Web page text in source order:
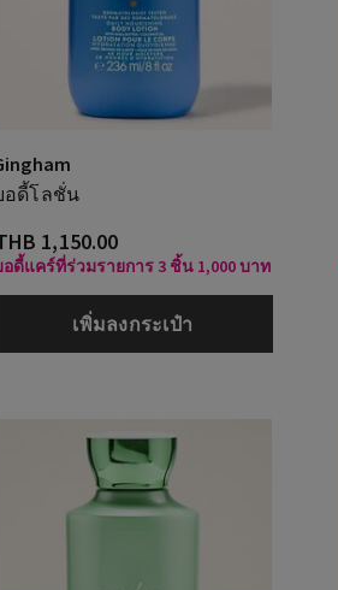
อดี้โลชั่น
1,150.00
ดี้แคร์ที่ร่วมรายการ 3 ชิ้น 1,000 บาท
เพิ่มลงกระเป๋า